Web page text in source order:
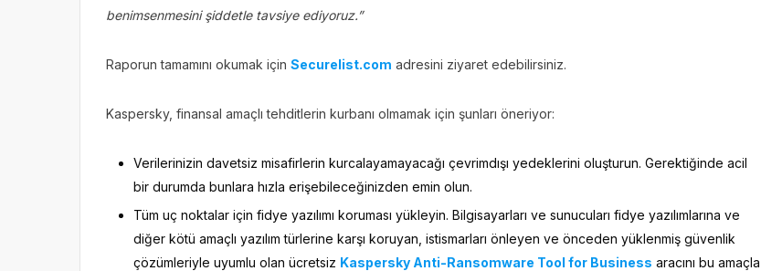
benimsenmesini şiddetle tavsiye ediyoruz.”
Raporun tamamını okumak için Securelist.com adresini ziyaret edebilirsiniz.
Kaspersky, finansal amaçlı tehditlerin kurbanı olmamak için şunları öneriyor:
Verilerinizin davetsiz misafirlerin kurcalayamayacağı çevrimdışı yedeklerini oluşturun. Gerektiğinde acil
bir durumda bunlara hızla erişebileceğinizden emin olun.
Tüm uç noktalar için fidye yazılımı koruması yükleyin. Bilgisayarları ve sunucuları fidye yazılımlarına ve
diğer kötü amaçlı yazılım türlerine karşı koruyan, istismarları önleyen ve önceden yüklenmiş güvenlik
çözümleriyle uyumlu olan ücretsiz Kaspersky Anti-Ransomware Tool for Business aracını bu amaçla